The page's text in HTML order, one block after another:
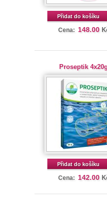
Přidat do košíku
Cena: 148.00
Proseptik
Přidat do košíku
Cena: 142.00